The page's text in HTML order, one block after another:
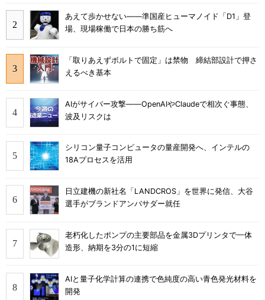
あえて歩かせない――準国産ヒューマノイド「D1」登
場、現場稼働で日本の勝ち筋へ
「取りあえずボルトで固定」は禁物 締結部設計で押さ
えるべき基本
AIがサイバー攻撃――OpenAIやClaudeで相次ぐ事態、
波及リスクは
シリコン量子コンピュータの量産開発へ、インテルの
18Aプロセスを活用
日立建機の新社名「LANDCROS」を世界に発信、大谷
選手がブランドアンバサダー就任
老朽化したポンプの主要部品を金属3Dプリンタで一体
造形、納期を3分の1に短縮
AIと量子化学計算の連携で色純度の高い青色発光材料を
開発